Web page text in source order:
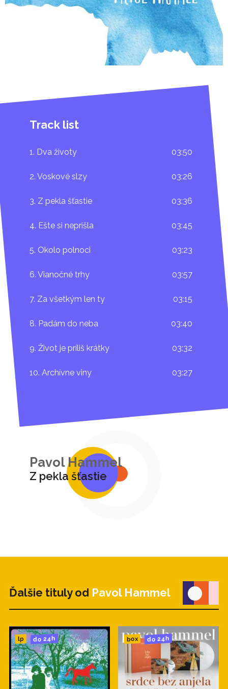
Track list
1. Dva životy 03:50
2. Voskové slzy 03:26
3. Z pekla šťastie 03:36
4. Ešte si neprišla 03:45
5. Okolo polnoci 03:23
6. Vianočné trhy 03:57
7. Za všetkým len ty 03:15
8. Padám do neba 03:40
9. Život je príliš krátky 03:32
10. Archívne viny 03:27
Pavol Hammel
Z pekla šťastie
Ďalšie tituly od Pavol Hammel
lp do 24h box do 24h